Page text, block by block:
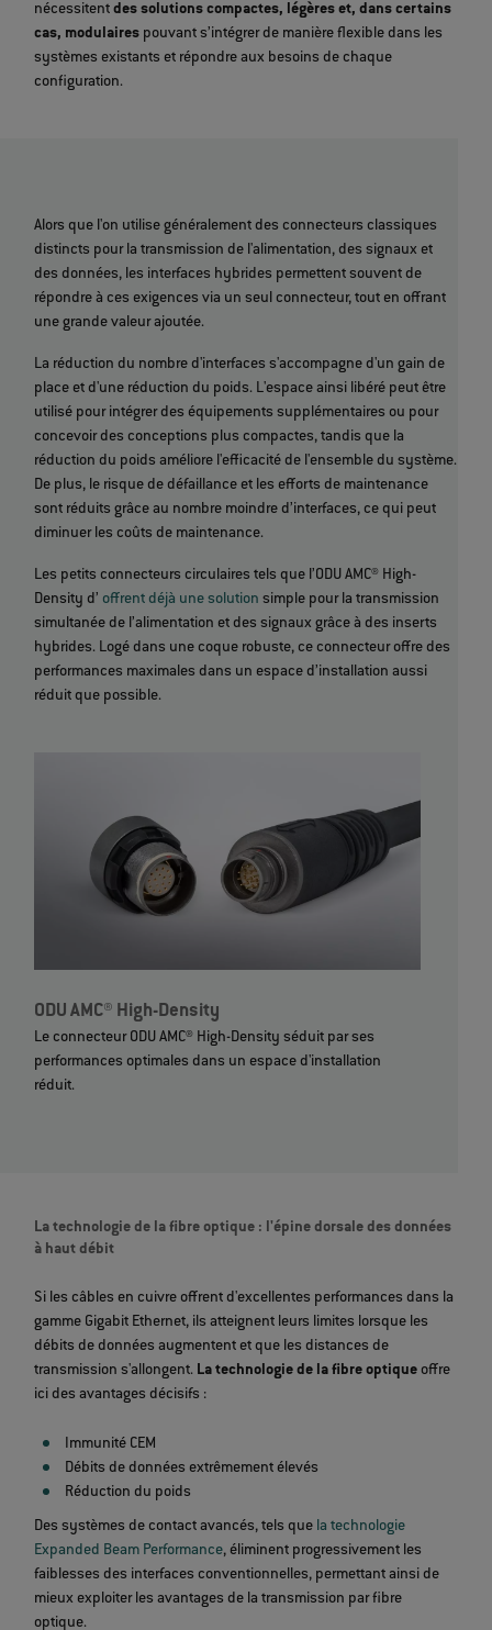
nécessitentdes solutions compactes, légères et, dans certains
cas, modulaires pouvant s’intégrer de manière flexible dans les
systèmes existants et répondre aux besoins de chaque
configuration.
Alors que l'on utilise généralement des connecteurs classiques
distincts pour la transmission de l'alimentation, des signaux et
des données, les interfaces hybrides permettent souvent de
répondre à ces exigences via un seul connecteur, tout en offrant
une grande valeur ajoutée.
La réduction du nombre d'interfaces s'accompagne d'un gain de
place et d'une réduction du poids. L'espace ainsi libéré peut être
utilisé pour intégrer des équipements supplémentaires ou pour
concevoir des conceptions plus compactes, tandis que la
réduction du poids améliore l'efficacité de l'ensemble du système.
De plus, le risque de défaillance et les efforts de maintenance
sont réduits grâce au nombre moindre d’interfaces, ce qui peut
diminuer les coûts de maintenance.
Les petits connecteurs circulaires tels que l’ODU AMC® High-
Density d’ offrent déjà une solution simple pour la transmission
simultanée de l’alimentation et des signaux grâce à des inserts
hybrides. Logé dans une coque robuste, ce connecteur offre des
performances maximales dans un espace d’installation aussi
réduit que possible.
ODU AMC® High-Density
Le connecteur ODU AMC® High-Density séduit par ses
performances optimales dans un espace d'installation
réduit.
La technologie de la fibre optique : l'épine dorsale des données
à haut débit
Si les câbles en cuivre offrent d'excellentes performances dans la
gamme Gigabit Ethernet, ils atteignent leurs limites lorsque les
débits de données augmentent et que les distances de
transmission s'allongent. La technologie de la fibre optique offre
ici des avantages décisifs :
Immunité CEM
Débits de données extrêmement élevés
Réduction du poids
Des systèmes de contact avancés, tels que la technologie
Expanded Beam Performance, éliminent progressivement les
faiblesses des interfaces conventionnelles, permettant ainsi de
mieux exploiter les avantages de la transmission par fibre
optique.